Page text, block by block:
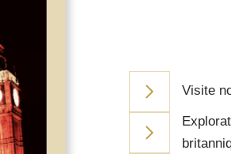
Visite